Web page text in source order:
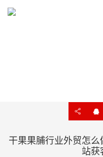
干果果脯行业外贸怎
站获